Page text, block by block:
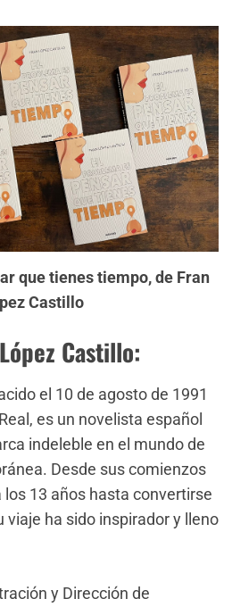
que tienes tiempo, de Fran
Castillo
Castillo:
el 10 de agosto de 1991
es un novelista español
indeleble en el mundo de
Desde sus comienzos
13 años hasta convertirse
viaje ha sido inspirador y lleno
y Dirección de